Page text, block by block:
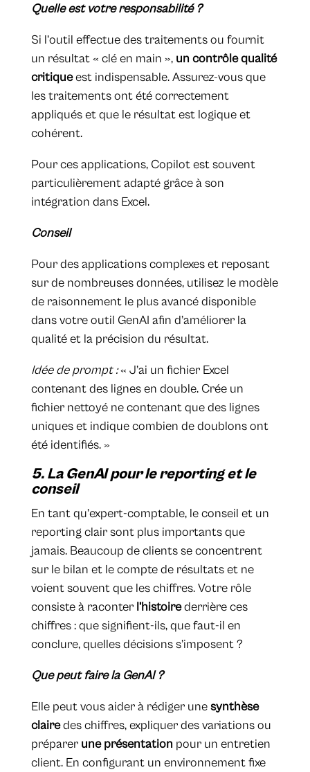
Quelle est votre responsabilité ?
Si l’outil effectue des traitements ou fournit
un résultat « clé en main », un contrôle qualité
critiqueest indispensable. Assurez-vous que
les traitements ont été correctement
appliqués et que le résultat est logique et
cohérent.
Pour ces applications, Copilot est souvent
particulièrement adapté grâce à son
intégration dans Excel.
Conseil
Pour des applications complexes et reposant
sur de nombreuses données, utilisez le modèle
de raisonnement le plus avancé disponible
dans votre outil GenAI afin d’améliorer la
qualité et la précision du résultat.
Idée de prompt :« J’ai un fichier Excel
contenant des lignes en double. Crée un
fichier nettoyé ne contenant que des lignes
uniques et indique combien de doublons ont
été identifiés. »
5. La GenAI pour le reporting et le
conseil
En tant qu’expert-comptable, le conseil et un
reporting clair sont plus importants que
jamais. Beaucoup de clients se concentrent
sur le bilan et le compte de résultats et ne
voient souvent que les chiffres. Votre rôle
consiste à raconter l’histoirederrière ces
chiffres : que signifient-ils, que faut-il en
conclure, quelles décisions s’imposent ?
Que peut faire la GenAI ?
Elle peut vous aider à rédiger unesynthèse
clairedes chiffres, expliquer des variations ou
préparer une présentation pour un entretien
client. En configurant un environnement fixe